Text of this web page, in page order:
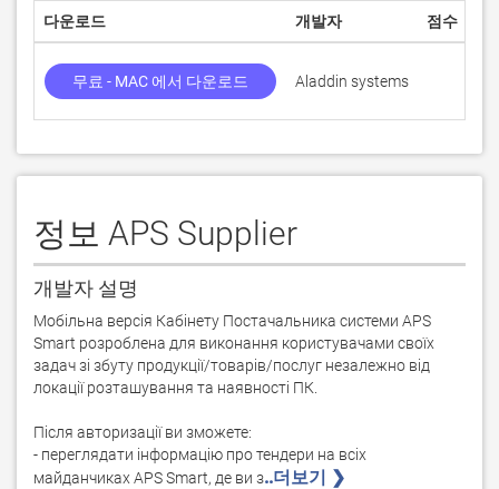
다운로드 개발자 점수
무료 - MAC 에서 다운로드 Aladdin systems
정보 APS Supplier
개발자 설명
Мобільна версія Кабінету Постачальника системи APS
Smart розроблена для виконання користувачами своїх
задач зі збуту продукції/товарів/послуг незалежно від
локації розташування та наявності ПК.
Після авторизації ви зможете:
- переглядати інформацію про тендери на всіх
майданчиках APS Smart, де ви з..더보기 ❯